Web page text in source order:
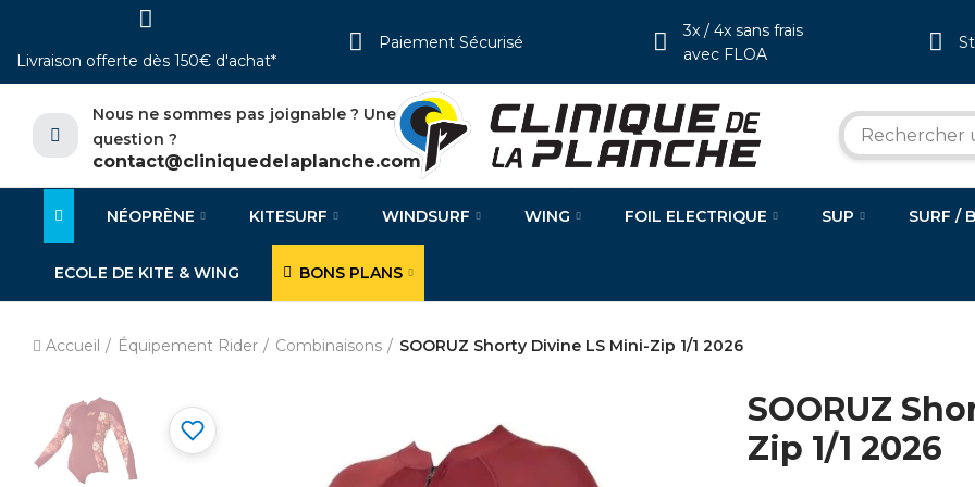
Livraison offerte dès 150€ d'achat*
Paiement Sécurisé
3x / 4x sans frais
avec FLOA
Nous ne sommes pas joignable ? Une
question ?
contact@cliniquedelaplanche.com
NÉOPRÈNE KITESURF WINDSURF WING FOIL ELECTRIQUE SUP SURF /
ECOLE DE KITE & WING BONS PLANS
Accueil Équipement Rider Combinaisons SOORUZ Shorty Divine LS Mini-Zip 1/1 2026
SOORUZ
Zip 1/1 2026